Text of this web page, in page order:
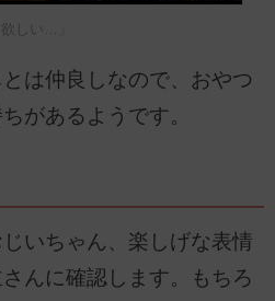
欲しい…」
は仲良しなので、おやつ
があるようです。
いちゃん、楽しげな表情
んに確認します。もちろ